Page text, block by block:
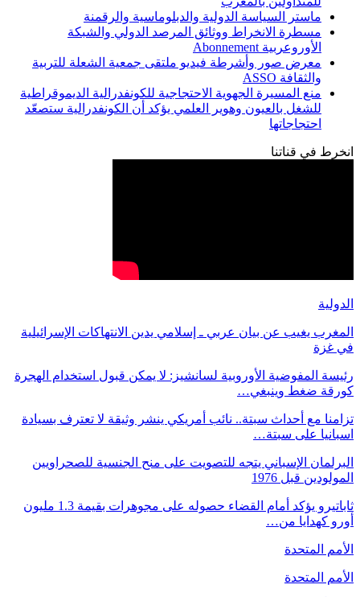
ماستر السياسة الدولية والدبلوماسية والرقمنة
مسطرة الانخراط ووثائق المرصد الدولي والشبكة
الأوروعربية Abonnement
معرض صور وأشرطة فيديو ملتقى جمعية الشعلة للتربية
والثقافة ASSO
منع المسيرة الجهوية الاحتجاجية للكونفدرالية الديموقراطية
للشغل بالعيون وهوير العلمي يؤكد أن الكونفدرالية ستصعّد
احتجاجاتها
انخرط في قناتنا
الدولية
المغرب يغيب عن بيان عربي ـ إسلامي يدين الانتهاكات الإسرائيلية
في غزة
رئيسة المفوضية الأوروبية لسانشيز: لا يمكن قبول استخدام الهجرة
كورقة ضغط وينبغي…
تزامنا مع أحداث سبتة.. نائب أمريكي ينشر وثيقة لا تعترف بسيادة
اسبانيا على سبتة…
البرلمان الإسباني يتجه للتصويت على منح الجنسية للصحراويين
المولودين قبل 1976
ثاباتيرو يؤكد أمام القضاء حصوله على مجوهرات بقيمة 1.3 مليون
أورو كهدايا من…
الأمم المتحدة
الأمم المتحدة